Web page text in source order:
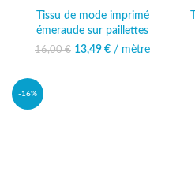
Tissu de mode imprimé
émeraude sur paillettes
16,00€
Le prix initial était :
13,49 €
Le prix
/ mètre
-16%